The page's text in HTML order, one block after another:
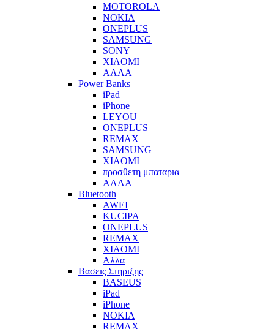
MOTOROLA
NOKIA
ONEPLUS
SAMSUNG
SONY
XIAOMI
ΑΛΛΑ
Power Banks
iPad
iPhone
LEYOU
ONEPLUS
REMAX
SAMSUNG
XIAOMI
προσθετη μπαταρια
ΑΛΛΑ
Bluetooth
AWEI
KUCIPA
ONEPLUS
REMAX
XIAOMI
Αλλα
Βασεις Στηριξης
BASEUS
iPad
iPhone
NOKIA
REMAX